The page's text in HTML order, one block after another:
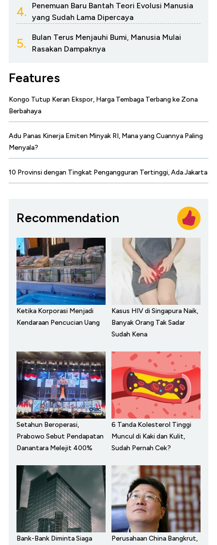
4.
Penemuan Baru Bantah Teori Evolusi Manusia
yang Sudah Lama Dipercaya
5.
Bulan Terus Menjauhi Bumi, Manusia Mulai
Rasakan Dampaknya
Features
Kongo Tutup Keran Ekspor, Harga Tembaga Terbang ke Zona
Berbahaya
Adu Panas Kinerja Emiten Minyak RI, Mana yang Cuannya Paling
Menyala?
10 Provinsi dengan Tingkat Pengangguran Tertinggi, Ada Jakarta
Recommendation
Ketika Korporasi Menjadi
Kendaraan Pencucian Uang
Kasus HIV di Singapura Naik,
Banyak Orang Tak Sadar
Sudah Kena
Setahun Beroperasi,
Prabowo Sebut Pendapatan
Danantara Melejit 400%
6 Tanda Kolesterol Tinggi
Muncul di Kaki dan Kulit,
Sudah Pernah Cek?
Bank-Bank Diminta Siaga
Perusahaan China Bangkrut,